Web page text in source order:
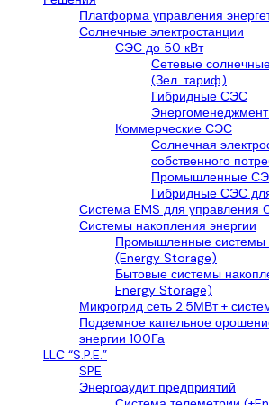
Платформа управления
Солнечные электростанции
СЭС до 50 кВт
Сетевые
(Зел. тариф)
Гибридные СЭС
Коммерческие СЭС
Солнечная
собственного
Промышленные
Гибридные СЭС
Система EMS для управления
Системы накопления энергии
Промышленные системы
(Energy Storage)
Бытовые системы
Energy Storage)
Микрогрид сеть 2.5МВт +
Подземное капельное
энергии 100Га
LLС “S.P.E.”
SPE
Энергоаудит предприятий